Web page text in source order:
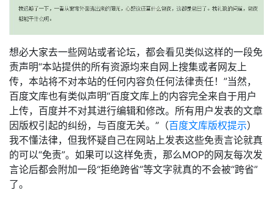
想必大家去一些网站或者论坛，都会看见类似这样的一段免
责声明“本站提供的所有资源均来自网上搜集或者网友上
传，本站将不对本站的任何内容负任何法律责任！”当然，
百度文库也有类似声明“百度文库上的内容完全来自于用户
上传，百度并不对其进行编辑和修改。所有用户发表的文章
因版权引起的纠纷，与百度无关。”（百度文库版权提示）
我不懂法律，但我怀疑自己在网站上发表这些免责言论就真
的可以“免责”。如果可以这样免责，那么MOP的网友每次发
言论后都会附加一段“拒绝跨省”等文字就真的不会被“跨省”
了。